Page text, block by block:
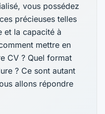
vous possédez
précieuses telles
et la capacité à
mettre en
CV ? Quel format
? Ce sont autant
allons répondre